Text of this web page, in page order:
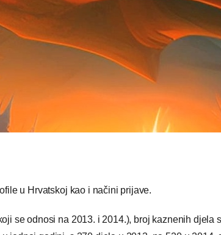
u Hrvatskoj kao i načini prijave.
se odnosi na 2013. i 2014.), broj kaznenih